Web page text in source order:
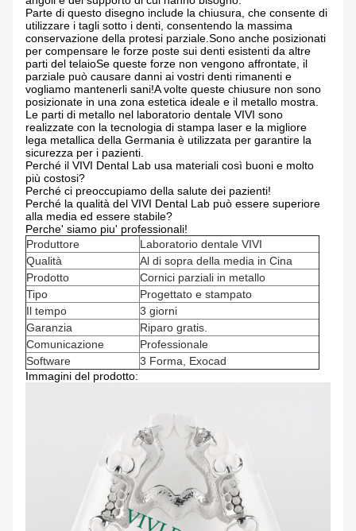
Parte di questo disegno include la chiusura, che consente di
utilizzare i tagli sotto i denti, consentendo la massima
conservazione della protesi parziale.Sono anche posizionati
per compensare le forze poste sui denti esistenti da altre
parti del telaioSe queste forze non vengono affrontate, il
parziale può causare danni ai vostri denti rimanenti e
vogliamo mantenerli sani!A volte queste chiusure non sono
posizionate in una zona estetica ideale e il metallo mostra.
Le parti di metallo nel laboratorio dentale VIVI sono
realizzate con la tecnologia di stampa laser e la migliore
lega metallica della Germania è utilizzata per garantire la
sicurezza per i pazienti.
Perché il VIVI Dental Lab usa materiali così buoni e molto
più costosi?
Perché ci preoccupiamo della salute dei pazienti!
Perché la qualità del VIVI Dental Lab può essere superiore
alla media ed essere stabile?
Perche' siamo piu' professionali!
Produttore
Laboratorio dentale VIVI
Qualità
Al di sopra della media in Cina
Prodotto
Cornici parziali in metallo
Tipo
Progettato e stampato
Il tempo
3 giorni
Garanzia
Riparo gratis.
Comunicazione
Professionale
Software
3 Forma, Exocad
Immagini del prodotto: